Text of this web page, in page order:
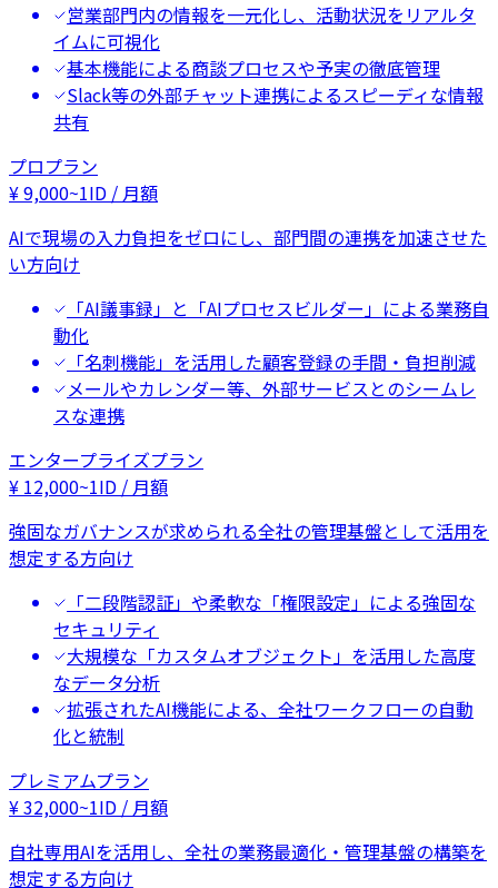
営業部門内の情報を一元化し、活動状況をリアルタ
イムに可視化
基本機能による商談プロセスや予実の徹底管理
Slack等の外部チャット連携によるスピーディな情報
共有
プロプラン
¥9,000~1ID / 月額
AIで現場の入力負担をゼロにし、部門間の連携を加速させた
い方向け
「AI議事録」と「AIプロセスビルダー」による業務自
動化
「名刺機能」を活用した顧客登録の手間・負担削減
メールやカレンダー等、外部サービスとのシームレ
スな連携
エンタープライズプラン
¥ 12,000~1ID / 月額
強固なガバナンスが求められる全社の管理基盤として活用を
想定する方向け
「二段階認証」や柔軟な「権限設定」による強固な
セキュリティ
大規模な「カスタムオブジェクト」を活用した高度
なデータ分析
拡張されたAI機能による、全社ワークフローの自動
化と統制
プレミアムプラン
¥32,000~1ID / 月額
自社専用AIを活用し、全社の業務最適化・管理基盤の構築を
想定する方向け